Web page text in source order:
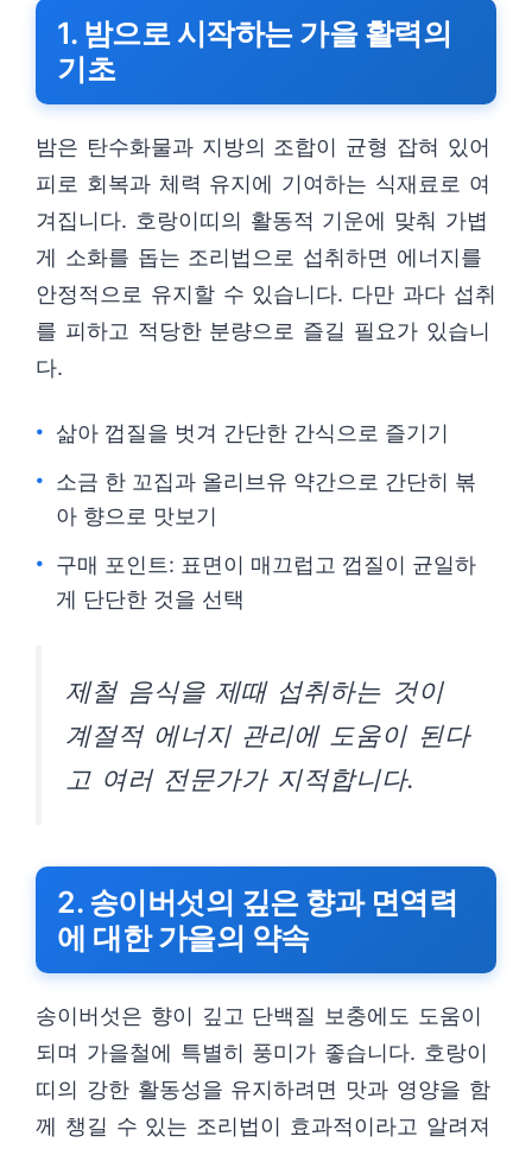
1. 밤으로 시작하는 가을 활력의
기초
밤은 탄수화물과 지방의 조합이 균형 잡혀 있어
피로 회복과 체력 유지에 기여하는 식재료로 여
겨집니다. 호랑이띠의 활동적 기운에 맞춰 가볍
게 소화를 돕는 조리법으로 섭취하면 에너지를
안정적으로 유지할 수 있습니다. 다만 과다 섭취
를 피하고 적당한 분량으로 즐길 필요가 있습니
다.
삶아 껍질을 벗겨 간단한 간식으로 즐기기
소금 한 꼬집과 올리브유 약간으로 간단히 볶
아 향으로 맛보기
구매 포인트: 표면이 매끄럽고 껍질이 균일하
게 단단한 것을 선택
제철 음식을 제때 섭취하는 것이
계절적 에너지 관리에 도움이 된다
고 여러 전문가가 지적합니다.
2. 송이버섯의 깊은 향과 면역력
에 대한 가을의 약속
송이버섯은 향이 깊고 단백질 보충에도 도움이
되며 가을철에 특별히 풍미가 좋습니다. 호랑이
띠의 강한 활동성을 유지하려면 맛과 영양을 함
께 챙길 수 있는 조리법이 효과적이라고 알려져